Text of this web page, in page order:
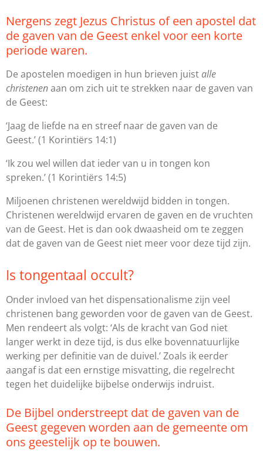
Nergens zegt Jezus Christus of een apostel dat
de gaven van de Geest enkel voor een korte
periode waren.
De apostelen moedigen in hun brieven juistalle
christenenaan om zich uit te strekken naar de gaven van
de Geest:
‘Jaag de liefde na en streef naar de gaven van de
Geest.’(1 Korintiërs 14:1)
‘Ik zou wel willen dat ieder van u in tongen kon
spreken.’(1 Korintiërs 14:5)
Miljoenen christenen wereldwijd bidden in tongen.
Christenen wereldwijd ervaren de gaven en de vruchten
van de Geest. Het is dan ook dwaasheid om te zeggen
dat de gaven van de Geest niet meer voor deze tijd zijn.
Is tongentaal occult?
Onder invloed van het dispensationalisme zijn veel
christenen bang geworden voor de gaven van de Geest.
Men rendeert als volgt: ‘Als de kracht van God niet
langer werkt in deze tijd, is dus elke bovennatuurlijke
werking per definitie van de duivel.’ Zoals ik eerder
aangaf is dat een ernstige misvatting, die regelrecht
tegen het duidelijke bijbelse onderwijs indruist.
De Bijbel onderstreept dat de gaven van de
Geest gegeven worden aan de gemeente om
ons geestelijk op te bouwen.